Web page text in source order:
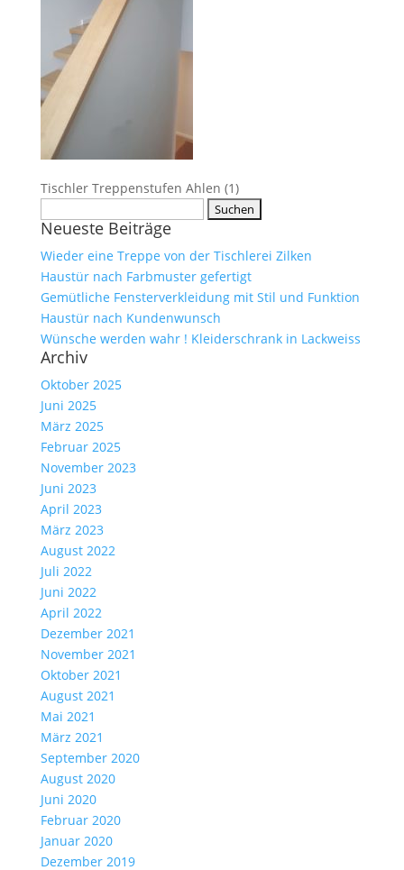
Tischler Treppenstufen Ahlen (1)
nach:
Neueste Beiträge
Wieder eine Treppe von der Tischlerei Zilken
Haustür nach Farbmuster gefertigt
Gemütliche Fensterverkleidung mit Stil und Funktion
Haustür nach Kundenwunsch
Wünsche werden wahr ! Kleiderschrank in Lackweiss
Archiv
Oktober 2025
Juni 2025
März 2025
Februar 2025
November 2023
Juni 2023
April 2023
März 2023
August 2022
Juli 2022
Juni 2022
April 2022
Dezember 2021
November 2021
Oktober 2021
August 2021
Mai 2021
März 2021
September 2020
August 2020
Juni 2020
Februar 2020
Januar 2020
Dezember 2019